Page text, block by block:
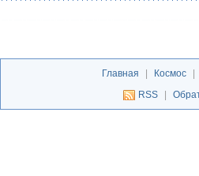
Главная Космос
RSS